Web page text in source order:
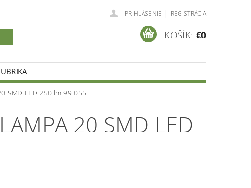
PRIHLÁSENIE | REGISTRÁCIA
KOŠÍK: €0
SMD LED 250 lm 99-055
20 SMD LED